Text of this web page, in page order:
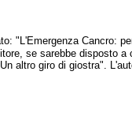
"L'Emergenza
se sarebbe disposto
altro giro di giostra".